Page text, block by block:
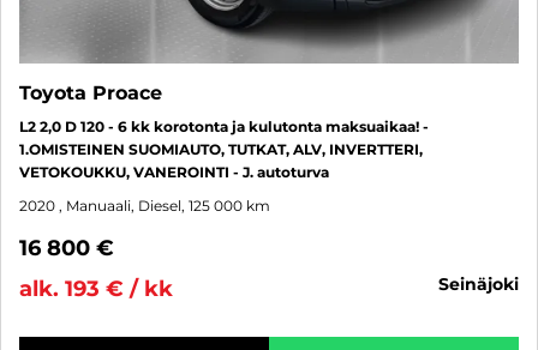
Toyota Proace
L2 2,0 D 120 - 6 kk korotonta ja kulutonta maksuaikaa! -
1.OMISTEINEN SUOMIAUTO, TUTKAT, ALV, INVERTTERI,
VETOKOUKKU, VANEROINTI - J. autoturva
2020 , Manuaali, Diesel, 125 000 km
16 800 €
alk. 193 € / kk
seinäjoki